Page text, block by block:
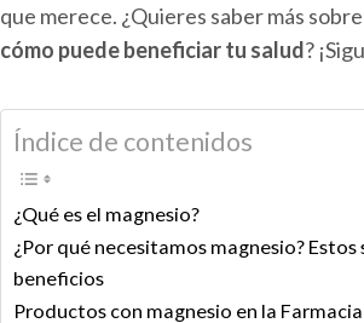
que merece. ¿Quieres saber más
cómo puede beneficiar tu salud?
Índice de contenidos
¿Qué es el magnesio?
¿Por qué necesitamos magnesio? Estos
beneficios
Productos con magnesio en la